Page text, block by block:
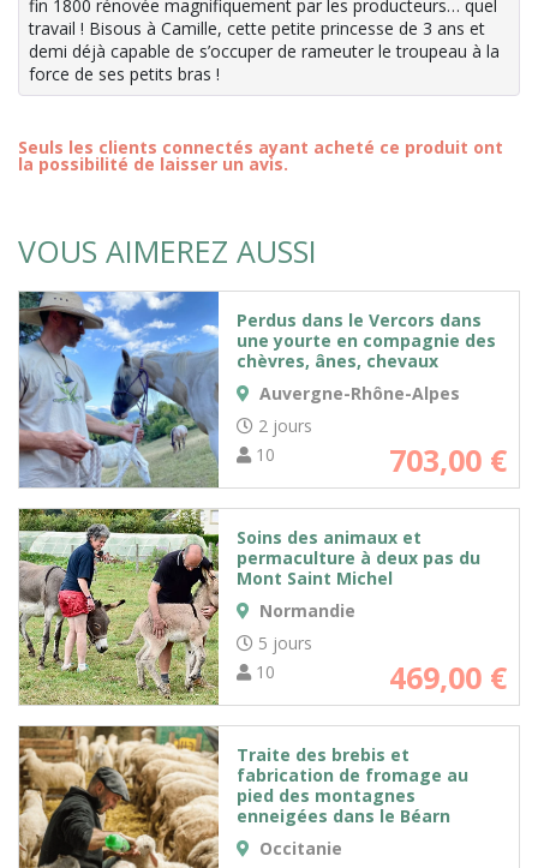
fin 1800 rénovée magnifiquement par les producteurs… quel
travail ! Bisous à Camille, cette petite princesse de 3 ans et
demi déjà capable de s’occuper de rameuter le troupeau à la
force de ses petits bras !
Seuls les clients connectés ayant acheté ce produit ont
la possibilité de laisser un avis.
VOUS AIMEREZ AUSSI
Perdus dans le Vercors dans
une yourte en compagnie des
chèvres, ânes, chevaux
Auvergne-Rhône-Alpes
2 jours
10
703,00 €
Soins des animaux et
permaculture à deux pas du
Mont Saint Michel
Normandie
5 jours
10
469,00 €
Traite des brebis et
fabrication de fromage au
pied des montagnes
enneigées dans le Béarn
Occitanie